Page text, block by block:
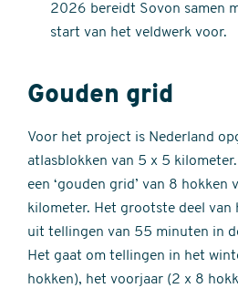
2026 bereidt Sovon samen
start van het veldwerk voor.
Gouden grid
Voor het project is Nederland
atlasblokken van 5 x 5
een ‘gouden grid’ van 8 hokken
kilometer. Het grootste deel van
uit tellingen van 55 minuten in
Het gaat om tellingen in het
hokken), het voorjaar (2 x 8